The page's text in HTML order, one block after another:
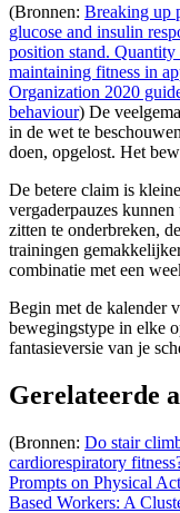
(Bronnen: Breaking up
glucose and insulin
position stand.
maintaining fitness in
Organization 2020
behaviour) De
in de wet te
doen, opgelost. Het
De betere claim is
vergaderpauzes
zitten te onderbreken,
trainingen
combinatie met een
Begin met de kalender
bewegingstype in elke
fantasieversie van je
Gerelateerde
(Bronnen: Do stair
cardiorespiratory
Prompts on Physical
Based Workers: A